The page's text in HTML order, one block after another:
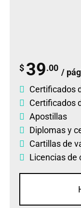
$ 39.00 /
Certificados
Certificados
Apostillas
Diplomasy
Cartillas de
Licencias de